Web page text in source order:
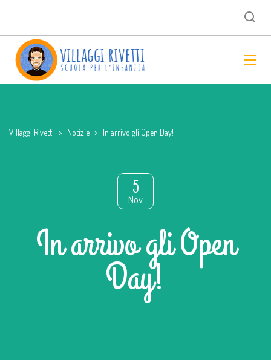
Villaggi Rivetti > Notizie > In arrivo gli Open Day!
5
Nov
In arrivo gli Open
Day!